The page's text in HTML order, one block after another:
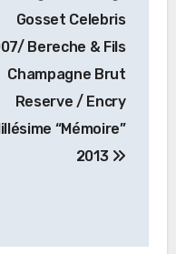
Gosset Celebris
Bereche & Fils
Champagne Brut
Reserve / Encry
“Mémoire”
2013